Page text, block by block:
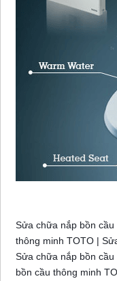
Sửa chữa nắp bồn
thông minh TOTO |
Sửa chữa nắp bồn cầu
bồn cầu thông minh